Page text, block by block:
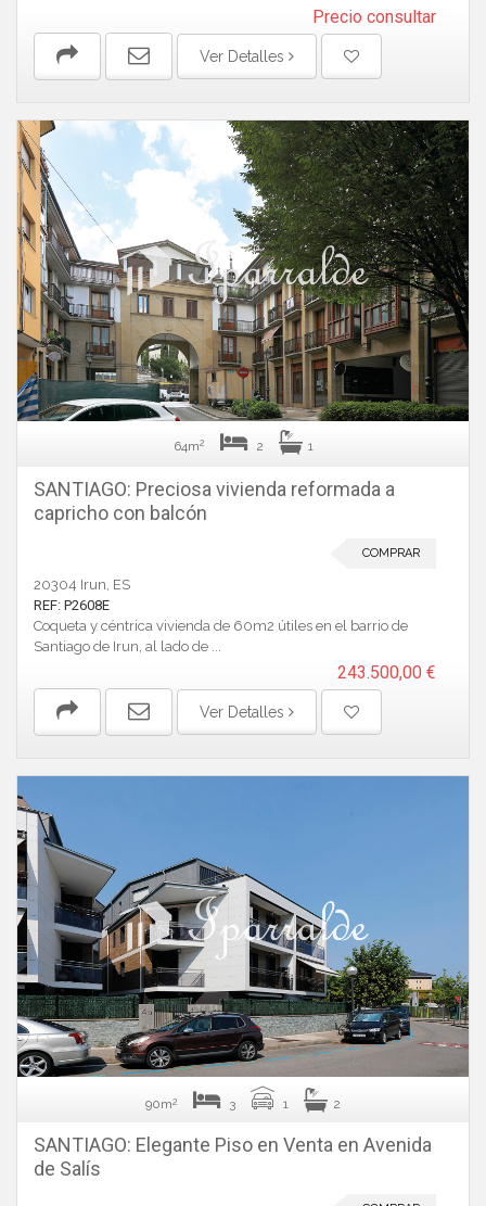
Precio consultar
Ver Detalles
64m2 2 1
SANTIAGO: Preciosa vivienda reformada a
capricho con balcón
COMPRAR
20304 Irun, ES
REF: P2608E
Coqueta y céntrica vivienda de 60m2 útiles en el barrio de
Santiago de Irun, al lado de ...
243.500,00 €
Ver Detalles
90m2 3 1 2
SANTIAGO: Elegante Piso en Venta en Avenida
de Salís